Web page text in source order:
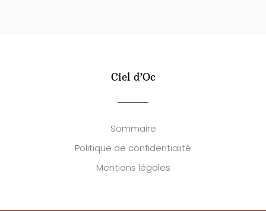
Ciel d’Oc
Sommaire
Politique de confidentialité
Mentions légales